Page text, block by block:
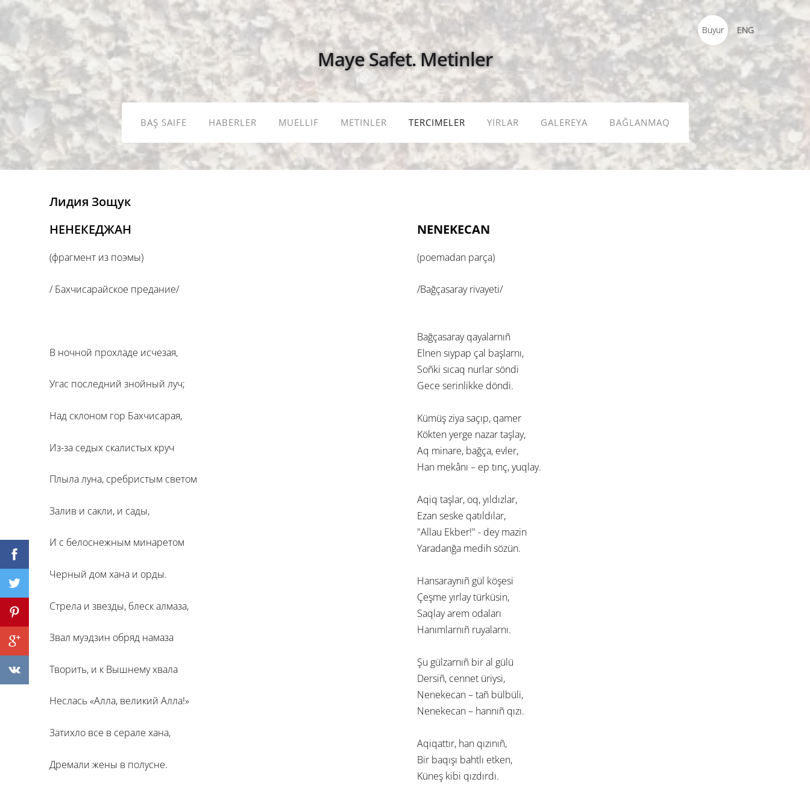
Buyur ENG
Maye Safet. Metinler
BAŞ SAIFE HABERLER MUELLIF METINLER TERCIMELER YIRLAR GALEREYA BAĞLANMAQ
Лидия Зощук
НЕНЕКЕДЖАН
(фрагмент из поэмы)
/ Бахчисарайское предание/
В ночной прохладе исчезая,
Угас последний знойный луч;
Над склоном гор Бахчисарая,
Из-за седых скалистых круч
Плыла луна, сребристым светом
Залив и сакли, и сады,
И с белоснежным минаретом
Черный дом хана и орды.
Стрела и звезды, блеск алмаза,
Звал муэдзин обряд намаза
Творить, и к Вышнему хвала
Неслась «Алла, великий Алла!»
Затихло все в серале хана,
Дремали жены в полусне.
NENEKECAN
(poemadan parça)
/Bağçasaray rivayeti/
Bağçasaray qayalarnıñ
Elnen sıypap çal başlarnı,
Soñki sıcaq nurlar söndi
Gece serinlikke döndi.
Kümüş ziya saçıp, qamer
Kökten yerge nazar taşlay,
Aq minare, bağça, evler,
Han mekânı – ep tınç, yuqlay.
Aqiq taşlar, oq, yıldızlar,
Ezan seske qatıldılar,
"Allau Ekber!" - dey mazin
Yaradanğa medih sözün.
Hansaraynıñ gül köşesi
Çeşme yırlay türküsin,
Saqlay arem odaları
Hanımlarnıñ ruyalarnı.
Şu gülzarnıñ bir al gülü
Dersiñ, cennet üriysi,
Nenekecan – tañ bülbüli,
Nenekecan – hannıñ qızı.
Aqiqattır, han qızınıñ,
Bir baqışı bahtlı etken,
Küneş kibi qızdırdı.